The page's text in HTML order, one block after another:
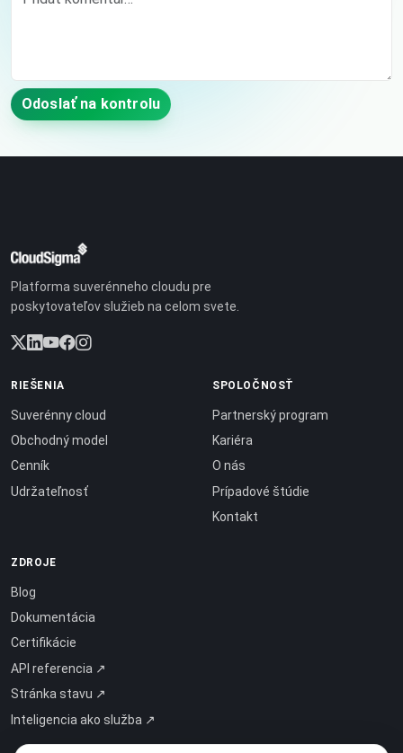
Odoslať na kontrolu
Platforma suverénneho cloudu pre
poskytovateľov služieb na celom svete.
RIEŠENIA
Suverénny cloud
Obchodný model
Cenník
Udržateľnosť
SPOLOČNOSŤ
Partnerský program
Kariéra
O nás
Prípadové štúdie
Kontakt
ZDROJE
Blog
Dokumentácia
Certifikácie
API referencia ↗
Stránka stavu ↗
Inteligencia ako služba ↗